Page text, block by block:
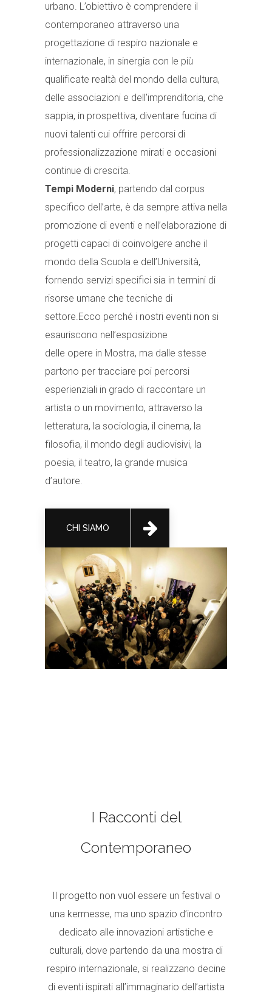
urbano. L’obiettivo è comprendere il
contemporaneo attraverso una
progettazione di respiro nazionale e
internazionale, in sinergia con le più
qualificate realtà del mondo della cultura,
delle associazioni e dell’imprenditoria, che
sappia, in prospettiva, diventare fucina di
nuovi talenti cui offrire percorsi di
professionalizzazione mirati e occasioni
continue di crescita.
Tempi Moderni, partendo dal corpus
specifico dell’arte, è da sempre attiva nella
promozione di eventi e nell’elaborazione di
progetti capaci di coinvolgere anche il
mondo della Scuola e dell’Università,
fornendo servizi specifici sia in termini di
risorse umane che tecniche di
settore.Ecco perché i nostri eventi non si
esauriscono nell’esposizione
delle opere in Mostra, ma dalle stesse
partono per tracciare poi percorsi
esperienziali in grado di raccontare un
artista o un movimento, attraverso la
letteratura, la sociologia, il cinema, la
filosofia, il mondo degli audiovisivi, la
poesia, il teatro, la grande musica
d’autore.
CHI SIAMO
I Racconti del
Contemporaneo
Il progetto non vuol essere un festival o
una kermesse, ma uno spazio d’incontro
dedicato alle innovazioni artistiche e
culturali, dove partendo da una mostra di
respiro internazionale, si realizzano decine
di eventi ispirati all’immaginario dell’artista